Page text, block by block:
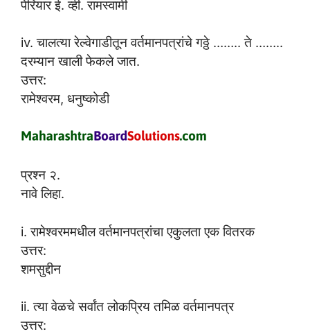
पेरियार ई. व्ही. रामस्वामी
iv. चालत्या रेल्वेगाडीतून वर्तमानपत्रांचे गठ्ठे …….. ते ……..
दरम्यान खाली फेकले जात.
उत्तर:
रामेश्वरम, धनुष्कोडी
प्रश्न २.
नावे लिहा.
i. रामेश्वरममधील वर्तमानपत्रांचा एकुलता एक वितरक
उत्तर:
शमसुद्दीन
ii. त्या वेळचे सर्वांत लोकप्रिय तमिळ वर्तमानपत्र
उत्तर: